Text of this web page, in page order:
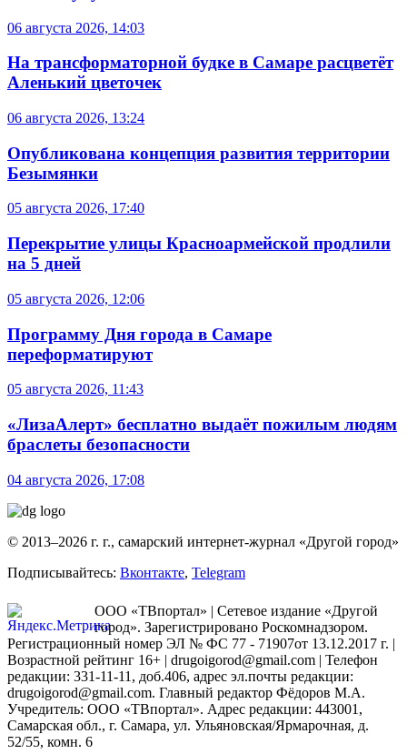
06 августа 2026, 14:03
На трансформаторной будке в Самаре расцветёт
Аленький цветочек
06 августа 2026, 13:24
Опубликована концепция развития территории
Безымянки
05 августа 2026, 17:40
Перекрытие улицы Красноармейской продлили
на 5 дней
05 августа 2026, 12:06
Программу Дня города в Самаре
переформатируют
05 августа 2026, 11:43
«ЛизаАлерт» бесплатно выдаёт пожилым людям
браслеты безопасности
04 августа 2026, 17:08
© 2013–2026 г. г., самарский интернет-журнал «Другой город»
Подписывайтесь: Вконтакте, Telegram
ООО «ТВпортал» | Сетевое издание «Другой
город». Зарегистрировано Роскомнадзором.
Регистрационный номер ЭЛ № ФС 77 - 71907от 13.12.2017 г. |
Возрастной рейтинг 16+ | drugoigorod@gmail.com | Телефон
редакции: 331-11-11, доб.406, адрес эл.почты редакции:
drugoigorod@gmail.com. Главный редактор Фёдоров М.А.
Учредитель: ООО «ТВпортал». Адрес редакции: 443001,
Самарская обл., г. Самара, ул. Ульяновская/Ярмарочная, д.
52/55, комн. 6